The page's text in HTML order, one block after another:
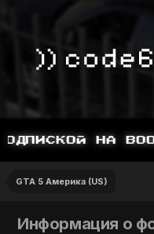
НА
GTA 5 Америка (US)
Информация о